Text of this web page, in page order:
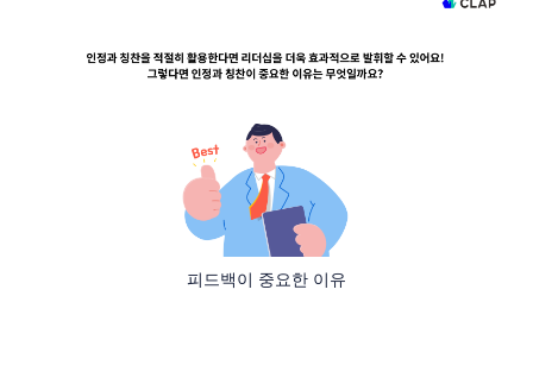
피드백이 중요한 이유